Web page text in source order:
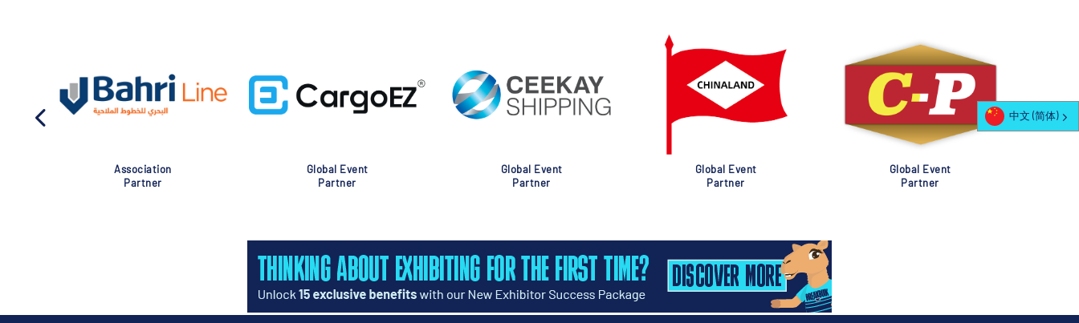
Association
Partner
Global Event
Partner
Global Event
Partner
Global Event
Partner
Global Event
Partner
中文 (简体)